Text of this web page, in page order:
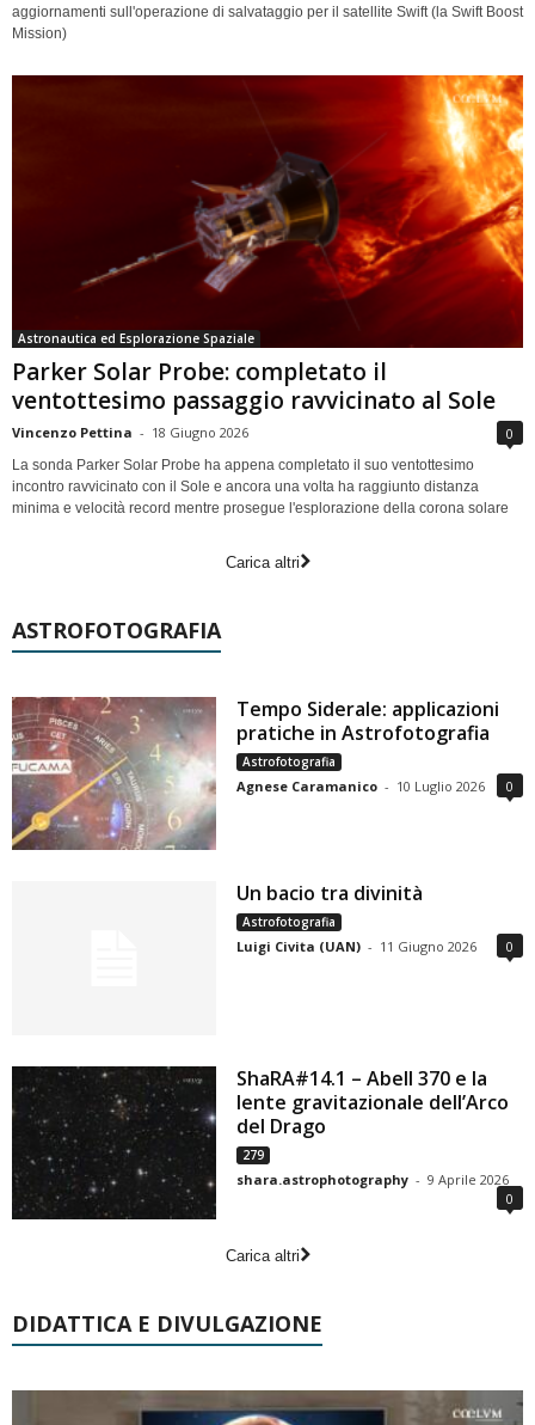
aggiornamenti sull'operazione di salvataggio per il satellite Swift (la Swift Boost
Mission)
Astronautica ed Esplorazione Spaziale
Parker Solar Probe: completato il
ventottesimo passaggio ravvicinato al Sole
Vincenzo Pettina - 18 Giugno 2026 0
La sonda Parker Solar Probe ha appena completato il suo ventottesimo
incontro ravvicinato con il Sole e ancora una volta ha raggiunto distanza
minima e velocità record mentre prosegue l'esplorazione della corona solare
Carica altri
ASTROFOTOGRAFIA
Tempo Siderale: applicazioni
pratiche in Astrofotografia
Astrofotografia
Agnese Caramanico - 10 Luglio 2026 0
Un bacio tra divinità
Astrofotografia
Luigi Civita (UAN) - 11 Giugno 2026 0
ShaRA#14.1 – Abell 370 e la
lente gravitazionale dell’Arco
del Drago
279
shara.astrophotography - 9 Aprile 2026
0
Carica altri
DIDATTICA E DIVULGAZIONE